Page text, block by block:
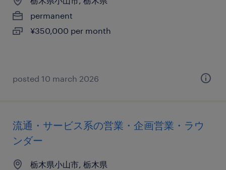
permanent
¥350,000 per month
posted 10 march 2026
流通・サービス系の営業・企画営業・ラウ
ンダー
栃木県小山市, 栃木県